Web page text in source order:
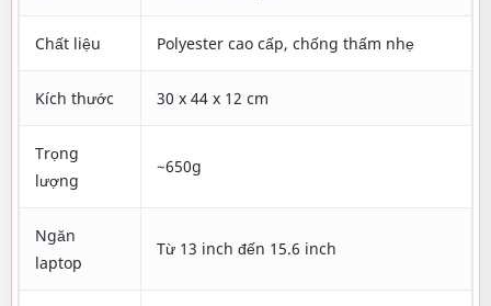
Chất liệu Polyester cao cấp, chống thấm nhẹ
Kích thước 30 x 44 x 12 cm
Trọng
lượng
~650g
Ngăn
laptop
Từ 13 inch đến 15.6 inch